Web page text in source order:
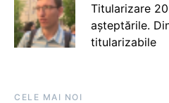
Titularizare
așteptările.
titularizabile
CELE MAI NOI